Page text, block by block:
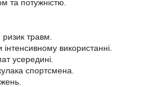
та потужністю.
травм.
використанні.
усередині.
спортсмена.